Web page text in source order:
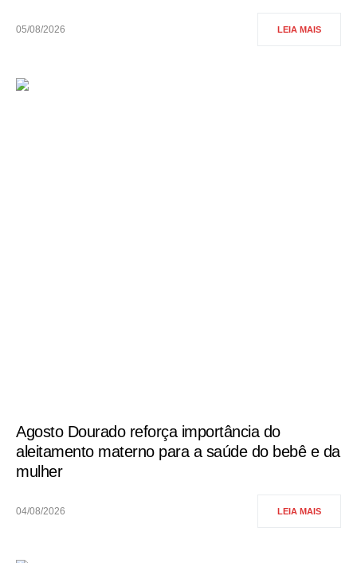
05/08/2026 LEIA MAIS
Agosto Dourado reforça importância do
aleitamento materno para a saúde do bebê e da
mulher
04/08/2026 LEIA MAIS